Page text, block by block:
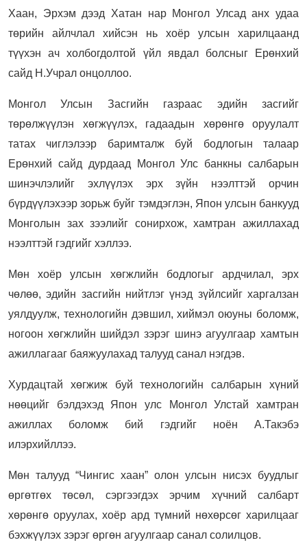
Хаан, Эрхэм дээд Хатан нар Монгол Улсад анх удаа
төрийн айлчлал хийсэн нь хоёр улсын харилцаанд
түүхэн ач холбогдолтой үйл явдал болсныг Ерөнхий
сайд Н.Учрал онцоллоо.
Монгол Улсын Засгийн газраас эдийн засгийг
төрөлжүүлэн хөгжүүлэх, гадаадын хөрөнгө оруулалт
татах чиглэлээр баримталж буй бодлогын талаар
Ерөнхий сайд дурдаад Монгол Улс банкны салбарын
шинэчлэлийг эхлүүлэх эрх зүйн нээлттэй орчин
бүрдүүлэхээр зорьж буйг тэмдэглэн, Япон улсын банкууд
Монголын зах зээлийг сонирхож, хамтран ажиллахад
нээлттэй гэдгийг хэллээ.
Мөн хоёр улсын хөгжлийн бодлогыг ардчилал, эрх
чөлөө, эдийн засгийн нийтлэг үнэд зүйлсийг харгалзан
уялдуулж, технологийн дэвшил, хиймэл оюуны боломж,
ногоон хөгжлийн шийдэл зэрэг шинэ агуулгаар хамтын
ажиллагааг баяжуулахад талууд санал нэгдэв.
Хурдацтай хөгжиж буй технологийн салбарын хүний
нөөцийг бэлдэхэд Япон улс Монгол Улстай хамтран
ажиллах боломж бий гэдгийг ноён А.Такэбэ
илэрхийллээ.
Мөн талууд “Чингис хаан” олон улсын нисэх буудлыг
өргөтгөх төсөл, сэргээгдэх эрчим хүчний салбарт
хөрөнгө оруулах, хоёр ард түмний нөхөрсөг харилцааг
бэхжүүлэх зэрэг өргөн агуулгаар санал солилцов.